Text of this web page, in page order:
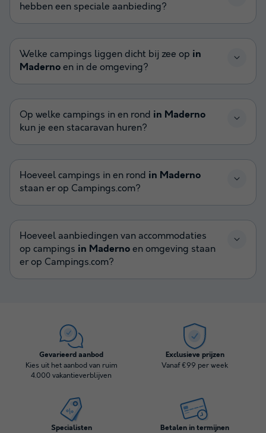
hebben een speciale aanbieding?
Welke campings liggen dicht bij zee op in
Maderno en in de omgeving?
Op welke campings in en rond in Maderno
kun je een stacaravan huren?
Hoeveel campings in en rond in Maderno
staan er op Campings.com?
Hoeveel aanbiedingen van accommodaties
op campings in Maderno en omgeving staan
er op Campings.com?
Gevarieerd aanbod
Kies uit het aanbod van ruim
4.000 vakantieverblijven
Exclusieve prijzen
Vanaf €99 per week
Specialisten Betalen in termijnen